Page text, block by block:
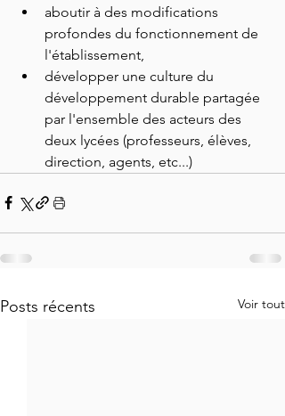
aboutir à des modifications
profondes du fonctionnement de
l'établissement,
développer une culture du
développement durable partagée
par l'ensemble des acteurs des
deux lycées (professeurs, élèves,
direction, agents, etc...)
Posts récents Voir tout